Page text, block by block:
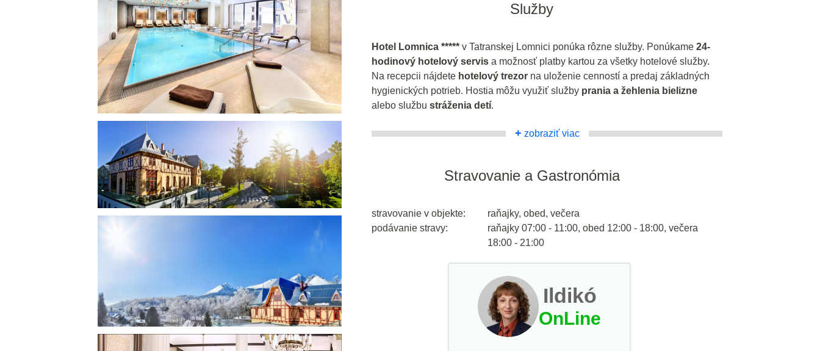
Služby
Hotel Lomnica ***** v Tatranskej Lomnici ponúka rôzne služby. Ponúkame 24-
hodinový hotelový servis a možnosť platby kartou za všetky hotelové služby.
Na recepcii nájdete hotelový trezor na uloženie cenností a predaj základných
hygienických potrieb. Hostia môžu využiť služby prania a žehlenia bielizne
alebo službu stráženia detí.
+ zobraziť viac
Stravovanie a Gastronómia
stravovanie v objekte:
raňajky, obed, večera
podávanie stravy:
raňajky 07:00 - 11:00, obed 12:00 - 18:00, večera
18:00 - 21:00
Ildikó
OnLine